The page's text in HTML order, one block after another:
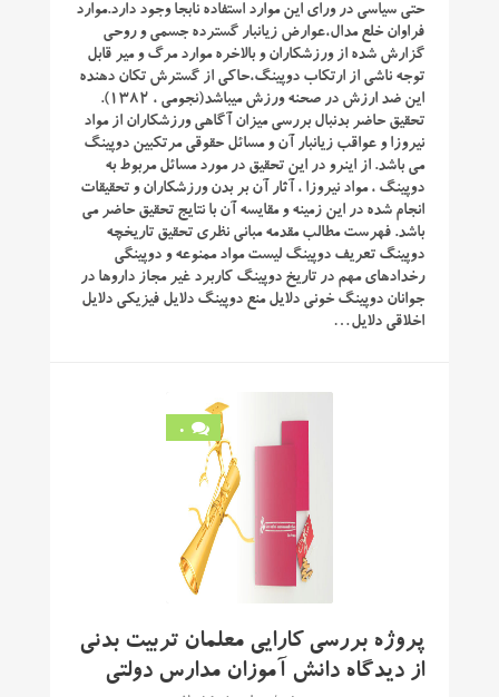
حتی سیاسی در ورای این موارد استفاده نابجا وجود دارد.موارد
فراوان خلع مدال،عوارض زیانبار گسترده جسمی و روحی
گزارش شده از ورزشکاران و بالاخره موارد مرگ و میر قابل
توجه ناشی از ارتکاب دوپینگ،حاکی از گسترش تکان دهنده
این ضد ارزش در صحنه ورزش میباشد(نجومی ، ۱۳۸۲).
تحقیق حاضر بدنبال بررسی میزان آگاهی ورزشکاران از مواد
نیروزا و عواقب زیانبار آن و مسائل حقوقی مرتکبین دوپینگ
می باشد. از اینرو در این تحقیق در مورد مسائل مربوط به
دوپینگ ، مواد نیروزا ، آثار آن بر بدن ورزشکاران و تحقیقات
انجام شده در این زمینه و مقایسه آن با نتایج تحقیق حاضر می
باشد. فهرست مطالب مقدمه مبانی نظری تحقیق تاریخچه
دوپینگ تعریف دوپینگ لیست مواد ممنوعه و دوپینگی
رخدادهای مهم در تاریخ دوپینگ کاربرد غیر مجاز داروها در
جوانان دوپینگ خونی دلایل منع دوپینگ دلایل فیزیکی دلایل
اخلاقی دلایل…
0
پروژه بررسی کارایی معلمان تربیت بدنی
از دیدگاه دانش آموزان مدارس دولتی